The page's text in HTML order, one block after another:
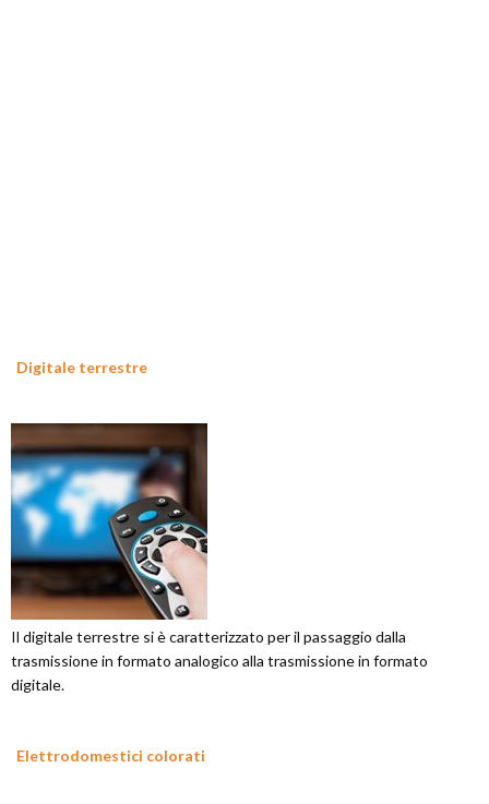
Digitale terrestre
Il digitale terrestre si è caratterizzato per il passaggio dalla
trasmissione in formato analogico alla trasmissione in formato
digitale.
Elettrodomestici colorati